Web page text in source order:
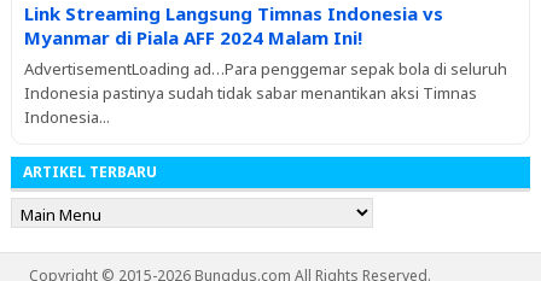
Link Streaming Langsung Timnas Indonesia vs
Myanmar di Piala AFF 2024 Malam Ini!
AdvertisementLoading ad…Para penggemar sepak bola di seluruh
Indonesia pastinya sudah tidak sabar menantikan aksi Timnas
Indonesia...
ARTIKEL TERBARU
Copyright © 2015-2026 Bungdus.com All Rights Reserved.